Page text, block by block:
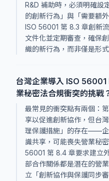
R&D 補助時，必須明確設
的創新行為」與「需要額
ISO 56001 第 8.3 章創新
文件化並定期審查，確保
織的新行為，而非僅是形
台灣企業導入 ISO
業秘密法合規衝突的挑戰
最常見的衝突點有兩個：
享以促進創新協作，但台
理保護措施」的存在——企
識共享，可能喪失營業秘
56001 第 8.4 章要求建立
部合作關係都是潛在的營
立「創新協作與保護同步